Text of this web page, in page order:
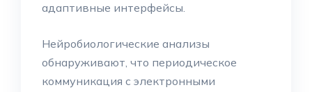
адаптивные интерфейсы.
Нейробиологические анализы
обнаруживают, что периодическое
коммуникация с электронными